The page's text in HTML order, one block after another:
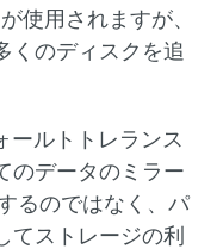
使用されますが、
くのディスクを追
ールトトレランス
のデータのミラー
るのではなく、パ
てストレージの利